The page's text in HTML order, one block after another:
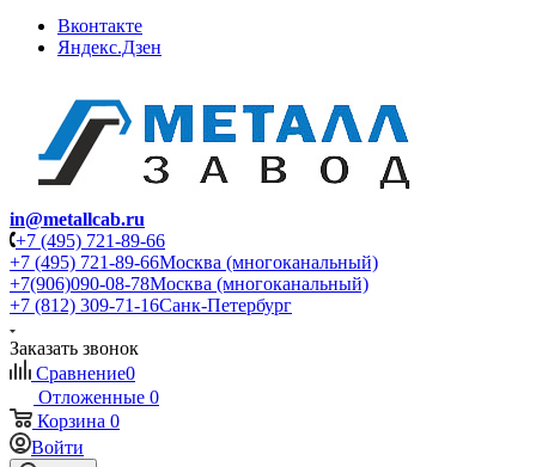
Вконтакте
Яндекс.Дзен
in@metallcab.ru
+7 (495) 721-89-66
+7 (495) 721-89-66Москва (многоканальный)
+7(906)090-08-78Москва (многоканальный)
+7 (812) 309-71-16Санк-Петербург
Заказать звонок
Сравнение0
Отложенные 0
Корзина 0
Войти